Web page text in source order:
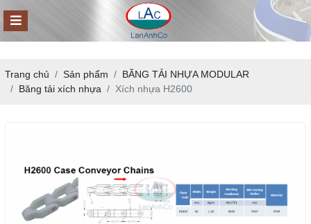
Trang chủ Sản phẩm
BĂNG TẢI NHỰA MODULAR
Băng tải xích nhựa
Xích nhựa H2600